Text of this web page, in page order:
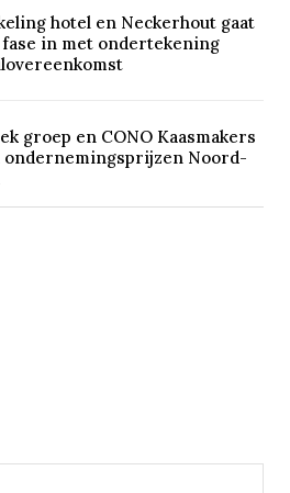
hotel en Neckerhout gaat
in met ondertekening
groep en CONO Kaasmakers
Noord-